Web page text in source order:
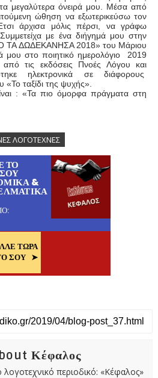
μεγαλύτερα όνειρά μου. Μέσα από
ώθηση να εξωτερικεύσω τον
άρχισα μόλις πέρσι, να γράφω
με ένα διήγημά μου στην
ΤΑ ΔΩΔΕΚΑΝΗΣΑ 2018» του Μάριου
μου στο ποιητικό ημερολόγιο 2019
από τις εκδόσεις Πνοές Λόγου και
ηλεκτρονικά σε διάφορους
«Το ταξίδι της ψυχής».
: «Τα πιο όμορφα πράγματα στη
ΛΟΓΟΤΕΧΝΕΣ
Κέφαλος
λογοτεχνικό περιοδικό: «Κέφαλος»